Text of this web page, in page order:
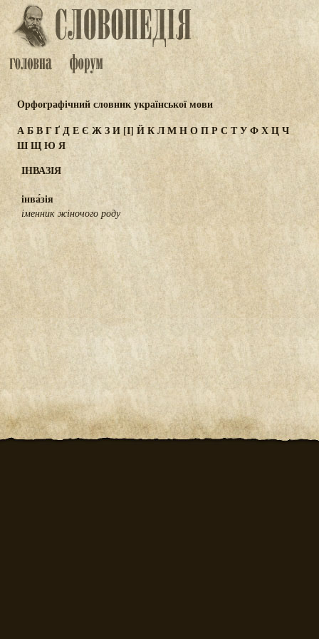
Орфографічний словник української мови
АБВГҐДЕЄ ЖЗИ[І] ЙКЛМНОПР СТУФХЦЧ
ШЩЮЯ
ІНВАЗІЯ
інва́зія
іменник жіночого роду